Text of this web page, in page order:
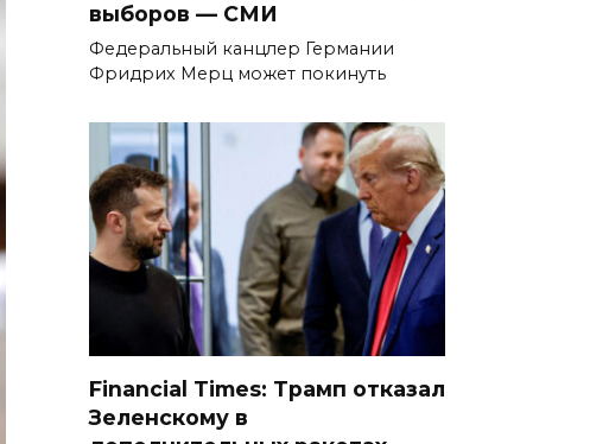
выборов — СМИ
Федеральный канцлер Германии
Фридрих Мерц может покинуть
Financial Times: Трамп отказал
Зеленскому в